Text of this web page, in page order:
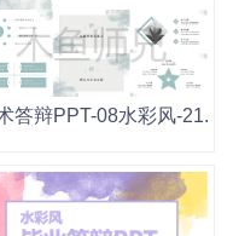
答辩PPT-08水彩风-